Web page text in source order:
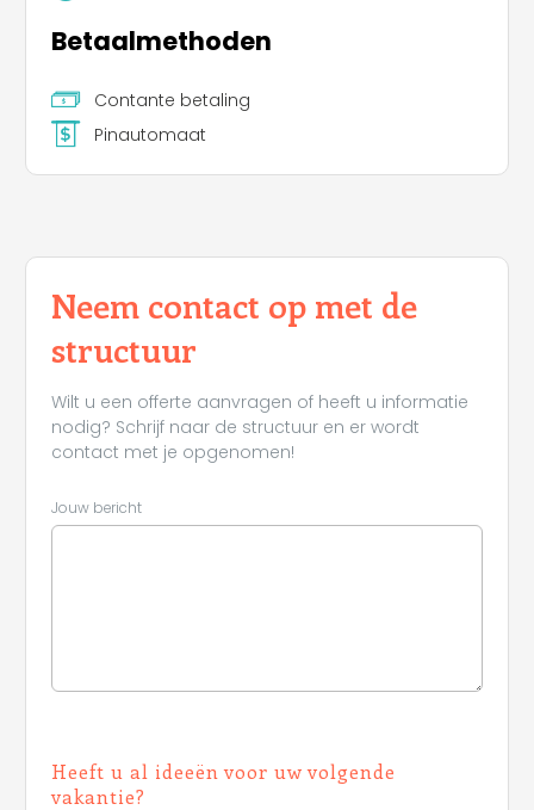
Betaalmethoden
Contante betaling
Pinautomaat
Neem contact op met de
structuur
Wilt u een offerte aanvragen of heeft u informatie
nodig? Schrijf naar de structuur en er wordt
contact met je opgenomen!
Jouw bericht
Heeft u al ideeën voor uw volgende
vakantie?